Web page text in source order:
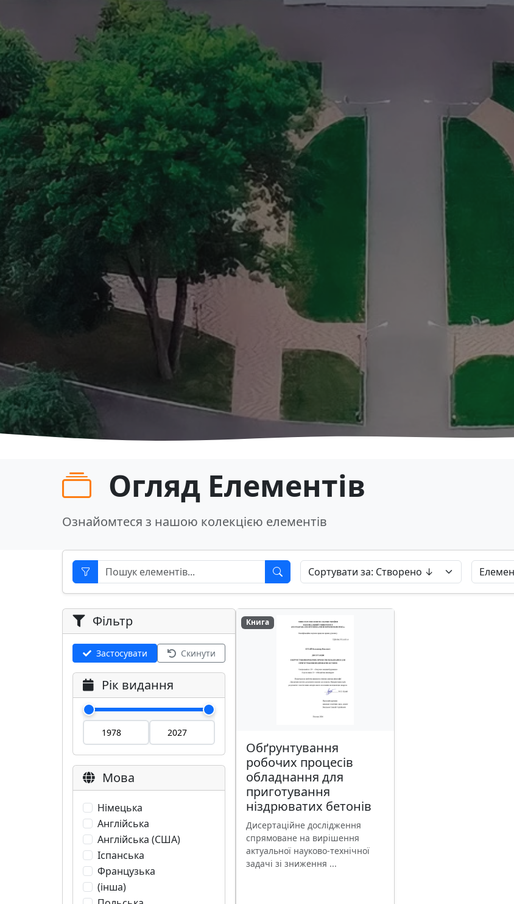
Огляд Елементів
Ознайомтеся з нашою колекцією елементів
Фільтр
Застосувати Скинути
Рік видання
Мова
Німецька
Англійська
Англійська (США)
Іспанська
Французька
(інша)
Книга
Обґрунтування
робочих процесів
обладнання для
приготування
ніздрюватих бетонів
Дисертаційне дослідження
спрямоване на вирішення
актуальної науково-технічної
задачі зі зниження ...